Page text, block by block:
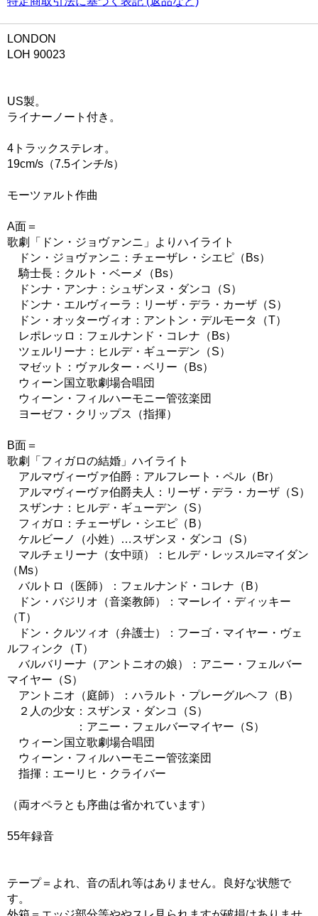
LONDON
LOH 90023
US製。
ライナーノート付き。
4トラックステレオ。
19cm/s（7.5インチ/s）
モーツァルト作曲
A面＝
歌劇「ドン・ジョヴァンニ」よりハイライト
ドン・ジョヴァンニ：チェーザレ・シエピ（Bs）
騎士長：クルト・ベーメ（Bs）
ドンナ・アンナ：シュザンヌ・ダンコ（S）
ドンナ・エルヴィーラ：リーザ・デラ・カーザ（S）
ドン・オッターヴィオ：アントン・デルモータ（T）
レポレッロ：フェルナンド・コレナ（Bs）
ツェルリーナ：ヒルデ・ギューデン（S）
マゼット：ヴァルター・ベリー（Bs）
ウィーン国立歌劇場合唱団
ウィーン・フィルハーモニー管弦楽団
ヨーゼフ・クリップス（指揮）
B面＝
歌劇「フィガロの結婚」ハイライト
アルマヴィーヴァ伯爵：アルフレート・ペル（Br）
アルマヴィーヴァ伯爵夫人：リーザ・デラ・カーザ（S）
スザンナ：ヒルデ・ギューデン（S）
フィガロ：チェーザレ・シエピ（B）
ケルビーノ（小姓）…スザンヌ・ダンコ（S）
マルチェリーナ（女中頭）：ヒルデ・レッスル=マイダン
（Ms）
バルトロ（医師）：フェルナンド・コレナ（B）
ドン・バジリオ（音楽教師）：マーレイ・ディッキー
（T）
ドン・クルツィオ（弁護士）：フーゴ・マイヤー・ヴェ
ルフィンク（T）
バルバリーナ（アントニオの娘）：アニー・フェルバー
マイヤー（S）
アントニオ（庭師）：ハラルト・プレーグルヘフ（B）
２人の少女：スザンヌ・ダンコ（S）
：アニー・フェルバーマイヤー（S）
ウィーン国立歌劇場合唱団
ウィーン・フィルハーモニー管弦楽団
指揮：エーリヒ・クライバー
（両オペラとも序曲は省かれています）
55年録音
テープ＝よれ、音の乱れ等はありません。良好な状態で
す。